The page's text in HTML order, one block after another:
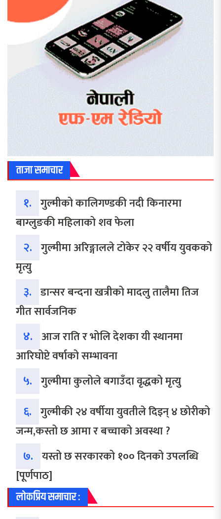
ताजा समाचार
१. गुल्मीको कालिगण्डकी नदी किनारमा
बाग्लुङकी महिलाको शव फेला
२. गुल्मीमा अरिङ्गालले टोकेर २२ वर्षीय युवकको
मृत्यु
३. डान्सर बन्दना खत्रीको मादलु तालैमा तिज
गीत सार्वजनिक
४. आज राति र भोलि देशका यी स्थानमा
आरिघोप्टे वर्षाको सम्भावना
५. गुल्मीमा कुलोले बगाउँदा वृद्धको मृत्यु
६. गुल्मीकी २४ वर्षीया युवतीले दिइन् ४ छोरीको
जन्म,कस्तो छ आमा र बच्चाको अवस्था ?
७. यस्तो छ सरकारको १०० दिनको उपलब्धि
[पूर्णपाठ]
लोकप्रिय समाचार :